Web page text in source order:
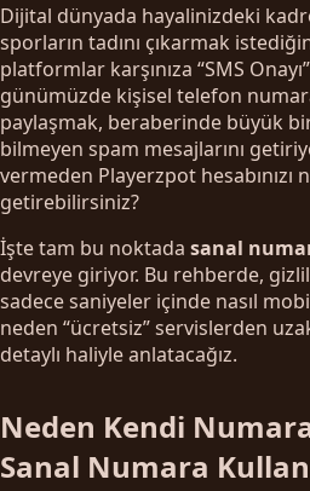
Dijital dünyada hayalinizdeki
sporların tadını çıkarmak
platformlar karşınıza “SMS
günümüzde kişisel telefon
paylaşmak, beraberinde büyük
bilmeyen spam mesajlarını
vermeden Playerzpot hesabınızı
getirebilirsiniz?
İşte tam bu noktada sanal
devreye giriyor. Bu rehberde,
sadece saniyeler içinde nasıl
neden “ücretsiz” servislerden
detaylı haliyle anlatacağız.
Neden Kendi
Sanal Numara